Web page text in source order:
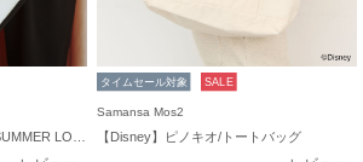
タイムセール対象 SALE
Samansa Mos2
【Disney】ピノキオ/トートバッグ